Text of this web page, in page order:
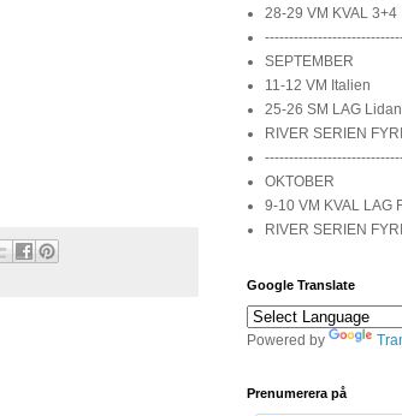
28-29 VM KVAL
SEPTEMBER
11-12 VM Italien
25-26 SM LAG Lidan
RIVER SERIEN
OKTOBER
9-10 VM KVAL LAG
RIVER SERIEN
Google Translate
Powered by
Prenumerera på